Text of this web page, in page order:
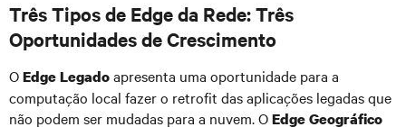
Três Tipos de Edge da Rede: Três
Oportunidades de Crescimento
OEdge Legadoapresenta uma oportunidade para a
computação local fazer o retrofit das aplicações legadas que
não podem ser mudadas para a nuvem. OEdge Geográfico